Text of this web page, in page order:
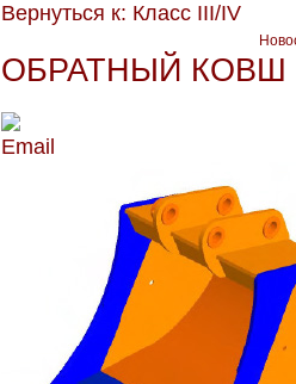
Вернуться к: Класс III/IV
ОБРАТНЫЙ КОВШ